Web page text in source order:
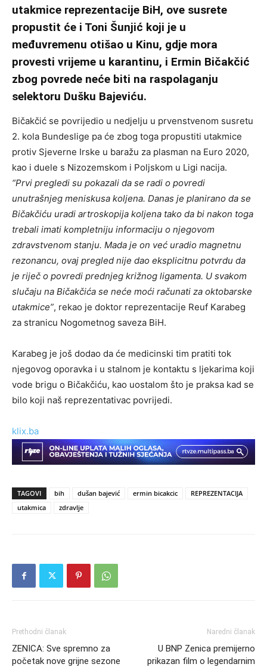
utakmice reprezentacije BiH, ove susrete
propustit će i Toni Šunjić koji je u
međuvremenu otišao u Kinu, gdje mora
provesti vrijeme u karantinu, i Ermin Bičakčić
zbog povrede neće biti na raspolaganju
selektoru Dušku Bajeviću.
Bičakčić se povrijedio u nedjelju u prvenstvenom susretu
2. kola Bundeslige pa će zbog toga propustiti utakmice
protiv Sjeverne Irske u baražu za plasman na Euro 2020,
kao i duele s Nizozemskom i Poljskom u Ligi nacija.
“Prvi pregledi su pokazali da se radi o povredi
unutrašnjeg meniskusa koljena. Danas je planirano da se
Bičakčiću uradi artroskopija koljena tako da bi nakon toga
trebali imati kompletniju informaciju o njegovom
zdravstvenom stanju. Mada je on već uradio magnetnu
rezonancu, ovaj pregled nije dao eksplicitnu potvrdu da
je riječ o povredi prednjeg križnog ligamenta. U svakom
slučaju na Bičakčića se neće moći računati za oktobarske
utakmice”, rekao je doktor reprezentacije Reuf Karabeg
za stranicu Nogometnog saveza BiH.
Karabeg je još dodao da će medicinski tim pratiti tok
njegovog oporavka i u stalnom je kontaktu s ljekarima koji
vode brigu o Bičakčiću, kao uostalom što je praksa kad se
bilo koji naš reprezentativac povrijedi.
klix.ba
TAGOVI bih dušan bajević ermin bicakcic
REPREZENTACIJA
utakmica
zdravlje
Prethodni članak
ZENICA: Sve spremno za
početak nove grijne sezone
Naredni članak
U BNP Zenica premijerno
prikazan film o legendarnim